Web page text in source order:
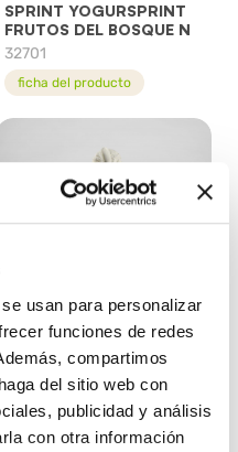
usan para personalizar
funciones de redes
compartimos
del sitio web con
publicidad y análisis
con otra información
SPRINT YOGURSPRINT
FRUTOS DEL BOSQUE N
32701
ficha del producto
YOGGI®
04204
ficha del producto